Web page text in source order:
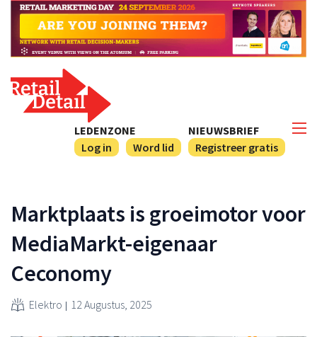
NIEUWSBRIEF
Registreer gratis
LEDENZONE
Log in
Word lid
Marktplaats is groeimotor voor
MediaMarkt-eigenaar
Ceconomy
Elektro 12 Augustus, 2025